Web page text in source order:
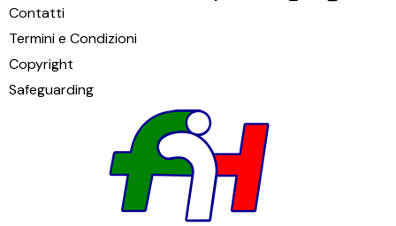
Contatti
Termini e Condizioni
Copyright
Safeguarding